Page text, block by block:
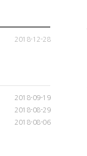
2018-12-28
2018-09-19
2018-08-29
2018-08-06